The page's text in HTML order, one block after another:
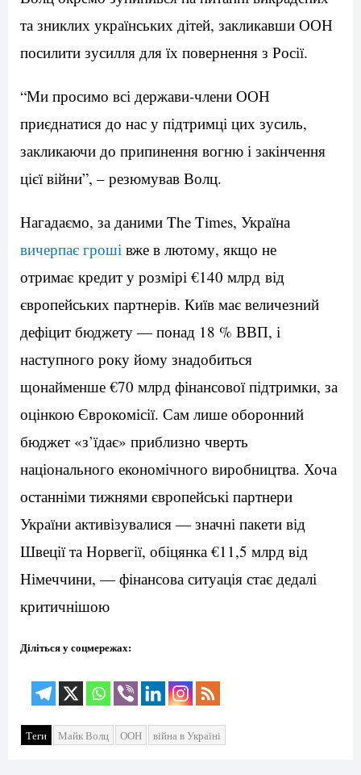
та зниклих українських дітей, закликавши ООН
посилити зусилля для їх повернення з Росії.
“Ми просимо всі держави-члени ООН
приєднатися до нас у підтримці цих зусиль,
закликаючи до припинення вогню і закінчення
цієї війни”, – резюмував Волц.
Нагадаємо, за даними The Times, Україна
вичерпає гроші вже в лютому, якщо не
отримає кредит у розмірі €140 млрд від
європейських партнерів. Київ має величезний
дефіцит бюджету — понад 18 % ВВП, і
наступного року йому знадобиться
щонайменше €70 млрд фінансової підтримки, за
оцінкою Єврокомісії. Сам лише оборонний
бюджет «з’їдає» приблизно чверть
національного економічного виробництва. Хоча
останніми тижнями європейські партнери
України активізувалися — значні пакети від
Швеції та Норвегії, обіцянка €11,5 млрд від
Німеччини, — фінансова ситуація стає дедалі
критичнішою
Діліться у соцмережах:
Теги Майк Волц ООН війна в Україні